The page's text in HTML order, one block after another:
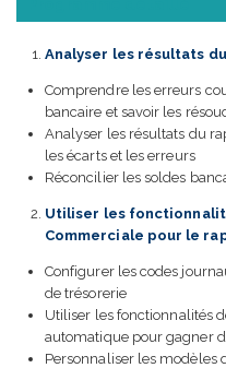
Analyser les résultats
Comprendre les erreurs
bancaire et savoir les
Analyser les résultats du
les écarts et les erreurs
Réconcilier les soldes
Utiliser les
Commerciale pour le
Configurer les codes
de trésorerie
Utiliser les fonctionnalités
automatique pour gagner
Personnaliser les modèles